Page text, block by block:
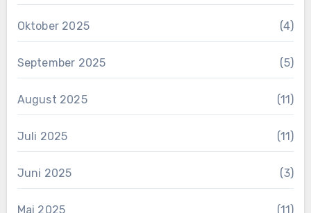
Oktober 2025 (4)
September 2025 (5)
August 2025 (11)
Juli 2025 (11)
Juni 2025 (3)
Mai 2025 (11)